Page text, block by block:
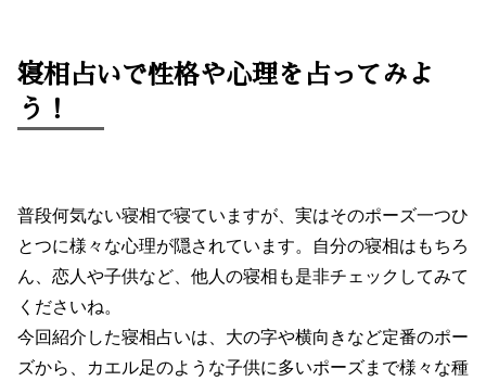
寝相占いで性格や心理を占ってみよ
う！
普段何気ない寝相で寝ていますが、実はそのポーズ一つひ
とつに様々な心理が隠されています。自分の寝相はもちろ
ん、恋人や子供など、他人の寝相も是非チェックしてみて
くださいね。
今回紹介した寝相占いは、大の字や横向きなど定番のポー
ズから、カエル足のような子供に多いポーズまで様々な種